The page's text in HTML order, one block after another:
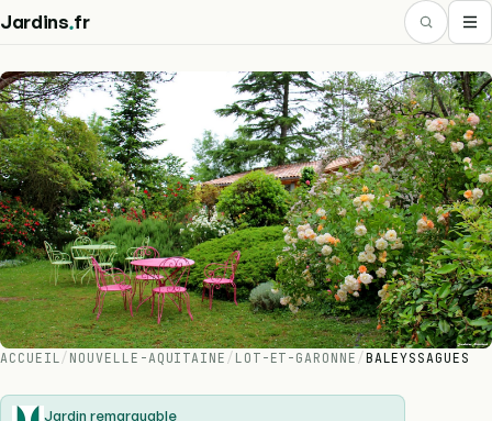
Jardins.fr
ACCUEIL/ NOUVELLE-AQUITAINE / LOT-ET-GARONNE / BALEYSSAGUES
Jardin remarquable